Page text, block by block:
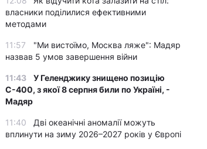
власники поділилися ефективними
методами
11:57
"Ми вистоїмо, Москва ляже": Мадяр
назвав 5 умов завершення війни
11:43
У Геленджику знищено позицію
С-400, з якої 8 серпня били по Україні, -
Мадяр
11:40
Дві океанічні аномалії можуть
вплинути на зиму 2026–2027 років у Європі